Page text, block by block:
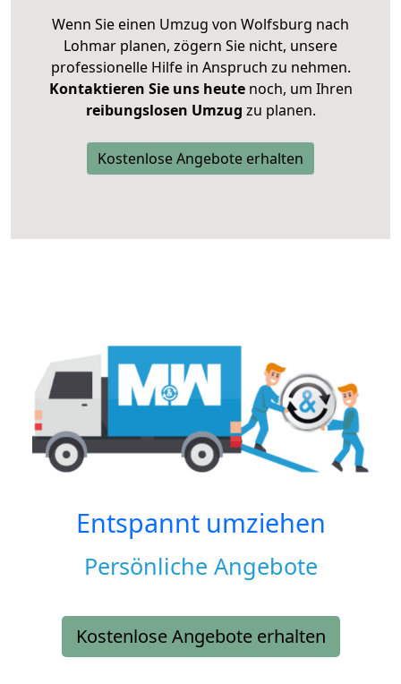
Wenn Sie einen Umzug von Wolfsburg nach
Lohmar planen, zögern Sie nicht, unsere
professionelle Hilfe in Anspruch zu nehmen.
Kontaktieren Sie uns heutenoch, um Ihren
reibungslosen Umzug zu planen.
Kostenlose Angebote erhalten
Entspannt umziehen
Persönliche Angebote
Kostenlose Angebote erhalten